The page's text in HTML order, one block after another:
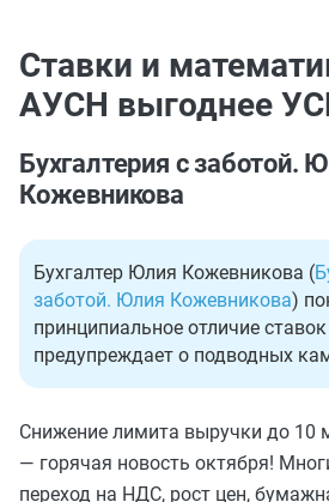
Ставки и
АУСН выгоднее
Бухгалтерия с заботой.
Кожевникова
Бухгалтер Юлия Кожевникова (
заботой. Юлия Кожевникова)
принципиальное отличие
предупреждает о подводных
Снижение лимита выручки до
— горячая новость октября!
переход на НДС, рост цен,